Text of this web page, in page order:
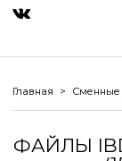
Главная Сменные
ФАЙЛЫ